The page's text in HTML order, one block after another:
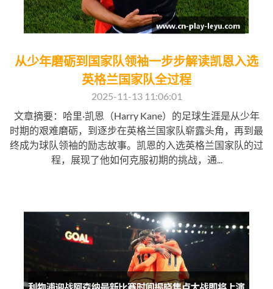
从少年磨砺到国家队领袖一步步解读凯恩入选
英格兰国家队全过程
2025-11-13 11:06:01
文章摘要：哈里·凯恩（Harry Kane）的足球生涯是从少年
时期的艰难磨砺，到逐步在英格兰国家队崭露头角，再到最
终成为球队领袖的励志故事。凯恩的入选英格兰国家队的过
程，展现了他如何克服初期的挑战，通...